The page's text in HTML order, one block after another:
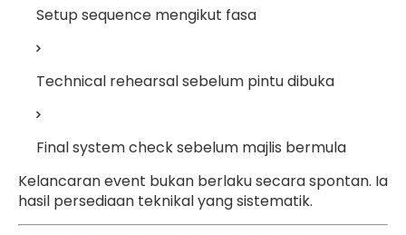
Setup sequence mengikut fasa
Technical rehearsal sebelum pintu dibuka
Final system check sebelum majlis bermula
Kelancaran event bukan berlaku secara spontan. Ia
hasil persediaan teknikal yang sistematik.